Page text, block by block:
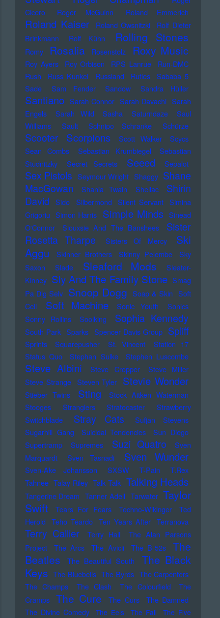
Cicero
Roger McGuinn Roland Emmerich
Roland Kaiser Roland Owsnitzki
Rolf Dieter
Brinkmann
Rolf Kühn Rolling Stones
Romy Rosalia Rosenstolz Roxy Music
Roy Ayers Roy Orbison RPS Lanrue
Run-DMC
Rush
Russ Kunkel Russland Rutles
Sababa 5
Sade
Sam Fender Sandow Sandra Hüller
Santiano Sarah Connor Sarah Davachi Sarah
Engels
Sarah Wild Sasha Saturndaze
Saul
Williams
Sault Schnipo Schranke Schürze
Scooter Scorpions Scott Walker
Scycs
Sean Combs
Sebastian Krumbiegel
Sebastian
Studnitzky
Secret Secrets Seeed Sepalot
Sex Pistols Seymour Wright Shaggy Shane
MacGowan
Shania Twain Shellac
Shirin
David
Sido Silbermond Silent Servant Simina
Grigoriu Simon Harris Simple Minds Sinead
O'Connor
Siouxsie And The Banshees
Sister
Rosetta Tharpe
Sisters Of Mercy
Ski
Aggu
Skinner Brothers Skinny Pelembe
Sky
Saxon
Slade Sleaford Mods
Sleater-
Kinney Sly And The Family Stone Smag
Pa Dig Selv Snoop Dogg Soap & Skin Soft
Cell
Soft Machine Sonic Youth
Sonics
Sonny Rollins
Soolking Sophia Kennedy
South Park Sparks Spencer Davis Group Spliff
Sprints Squarepusher St. Vincent
Station 17
Status Quo
Stephan Sulke Stephen Luscombe
Steve Albini Steve Cropper
Steve Miller
Steve Strange Steven Tyler Stevie Wonder
Stieber Twins Sting
Stock Aitken Waterman
Stooges
Stranglers Stratocaster
Strawberry
Switchblade
Stray Cats
Sufjan Stevens
Sugarhill Gang
Suicidal Tendencies
Sun Diego
Supertramp
Supremes Suzi Quatro
Sven
Marquardt
Sven Tasnadi Sven Wunder
Sven-Ake Johansson SXSW T-Pain
T.Rex
Tahnee Talay Riley Talk Talk Talking Heads
Tangerine Dream Tanner Adell Tarwater Taylor
Swift
Tears For Fears Techno-Wikinger
Ted
Herold
Teho Teardo Ten Years After Terranova
Terry Callier Terry Hall
The Alan Parsons
Project
The Arcs The Avicii The B-52s
The
Beatles
The Beautiful South
The Black
Keys The Bluebells The Byrds The Carpenters
The Champs
The Clash The Colourfield
The
Cramps
The Cure The Curs
The Damned
The Divine Comedy
The Eels The Fall
The Five